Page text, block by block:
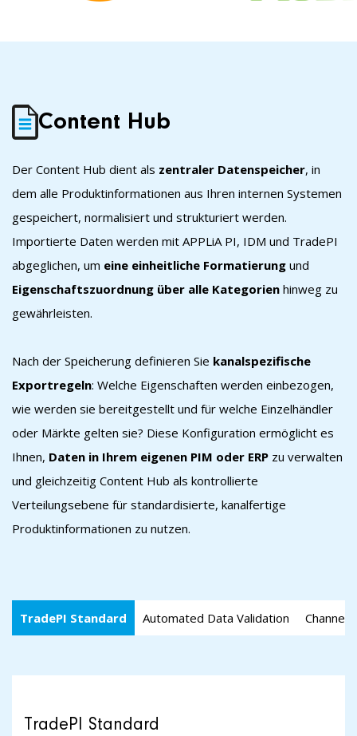
Content Hub
Der Content Hub dient als zentraler Datenspeicher, in
dem alle Produktinformationen aus Ihren internen Systemen
gespeichert, normalisiert und strukturiert werden.
Importierte Daten werden mit APPLiA PI, IDM und TradePI
abgeglichen, um eine einheitliche Formatierung und
Eigenschaftszuordnung über alle Kategorien hinweg zu
gewährleisten.
Nach der Speicherung definieren Sie kanalspezifische
Exportregeln: Welche Eigenschaften werden einbezogen,
wie werden sie bereitgestellt und für welche Einzelhändler
oder Märkte gelten sie? Diese Konfiguration ermöglicht es
Ihnen, Daten in Ihrem eigenen PIM oder ERP zu verwalten
und gleichzeitig Content Hub als kontrollierte
Verteilungsebene für standardisierte, kanalfertige
Produktinformationen zu nutzen.
TradePI Standard Automated Data Validation
TradePI Standard